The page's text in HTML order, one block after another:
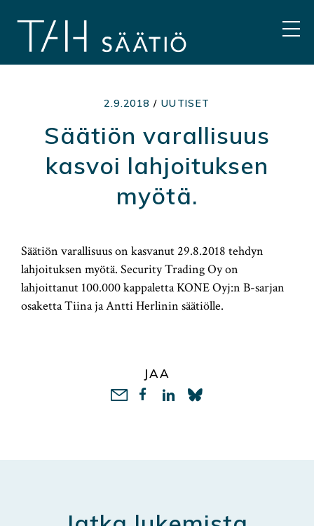
sisältöön
2.9.2018 / UUTISET
Säätiön varallisuus
kasvoi lahjoituksen
myötä.
Säätiön varallisuus on kasvanut 29.8.2018 tehdyn
lahjoituksen myötä. Security Trading Oy on
lahjoittanut 100.000 kappaletta KONE Oyj:n B-sarjan
osaketta Tiina ja Antti Herlinin säätiölle.
JAA
LinkedIn